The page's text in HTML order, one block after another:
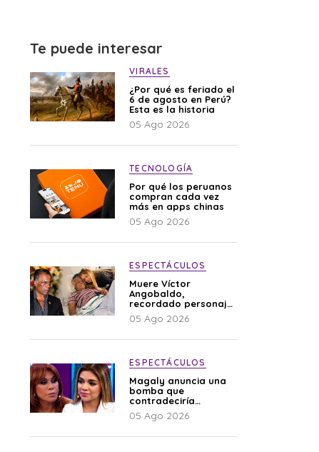
Te puede interesar
VIRALES
¿Por qué es feriado el
6 de agosto en Perú?
Esta es la historia
05 Ago 2026
TECNOLOGÍA
Por qué los peruanos
compran cada vez
más en apps chinas
05 Ago 2026
ESPECTÁCULOS
Muere Víctor
Angobaldo,
recordado personaje
de la farándula y
expareja de Shirley
05 Ago 2026
ESPECTÁCULOS
Magaly anuncia una
bomba que
contradeciría
comunicado de La
Bella Luz: “Hay un
05 Ago 2026